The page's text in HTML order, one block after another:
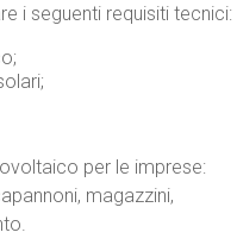
i seguenti requisiti tecnici:
per le imprese:
magazzini,